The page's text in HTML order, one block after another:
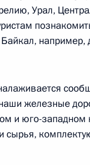
закона
Урал,
например,
железные
и юго-западном
сырья,